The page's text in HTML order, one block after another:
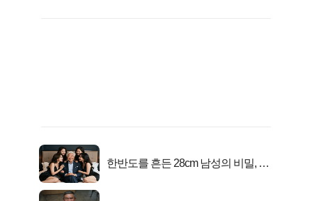
한반도를 흔든 28cm 남성의 비밀, 매